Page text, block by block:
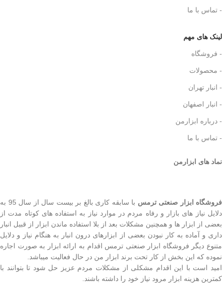
- تماس با ما
لینک های مهم
- فروشگاه
- محصولات
- انبار تهران
- انبار اصفهان
- درباره ابزارمن
- تماس با ما
نماد های ابزارمن
فروشگاه ابزار صنعتی ترمس
با سابقه کاری بالغ بر بیست سال از سال 95 به
دلایل نیاز های بازار و رفاه مردم در موارد نیاز به استفاده های کوتاه مدت از
بعضی از ابزار ها و همچنین مشکلات بعد از بلا استفاده ماندن ابزار از قبیل انبار
داری و آماده به کار نبودن بعضی از ابزارهای درون انبار به هنگام نیاز و دلایل
متنوع دیگر فروشگاه ابزار صنعتی ترمس اقدام به ارائه ابزار به صورت اجاره
نموده که این بخش از کار تحت برند ابزار من در حال فعالیت میباشد.
امید است با این اقدام مشکلی از مشکلات مردم عزیز حل شود تا بتوانند با
کمترین هزینه ابزار مرود نیاز خود را داشته باشند.